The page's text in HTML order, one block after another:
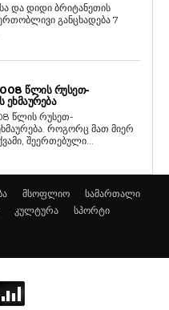
და დიდი ბრიტანეთის
განცხადება 7
ᲬᲚᲘᲡ ᲠᲣᲡᲔᲗ-
წლის რუსეთ-
მათ მიერ
შეერთებული...
მსოფლიო
სამართალი
კულტურა სპორტი